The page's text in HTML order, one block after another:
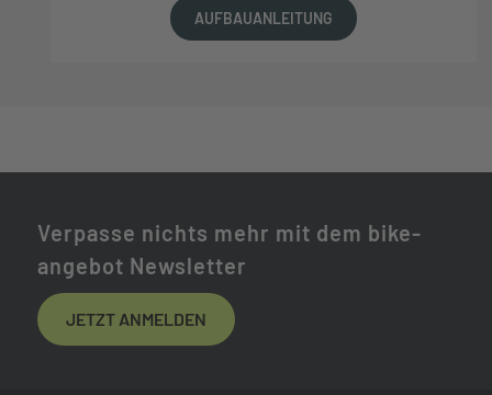
AUFBAUANLEITUNG
Verpasse nichts mehr mit dem bike-
angebot Newsletter
JETZT ANMELDEN